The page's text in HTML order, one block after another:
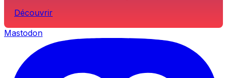
Découvrir
Mastodon